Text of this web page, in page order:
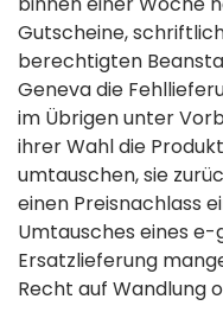
Gutscheine,
berechtigten
Geneva die
im Übrigen unter
ihrer Wahl die
umtauschen, sie
einen Preisnachlass
Umtausches eines
Ersatzlieferung
Recht auf Wandlung